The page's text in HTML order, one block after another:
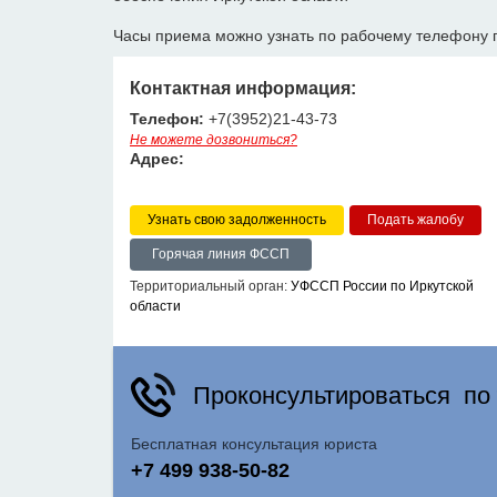
Часы приема можно узнать по рабочему телефону
Контактная информация:
Телефон: +7(3952)21-43-73
Не можете дозвониться?
Адрес:
Узнать свою задолженность
Горячая линия ФССП
Территориальный орган: УФССП России по Иркутской
области